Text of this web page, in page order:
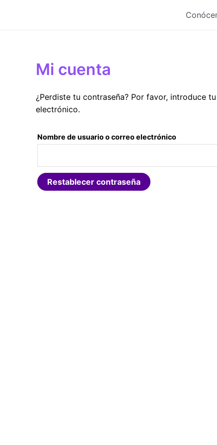
Mi cuenta
¿Perdiste tu contraseña? Por favor, introduce
electrónico.
Nombre de usuario o correo electrónico
Restablecer contraseña